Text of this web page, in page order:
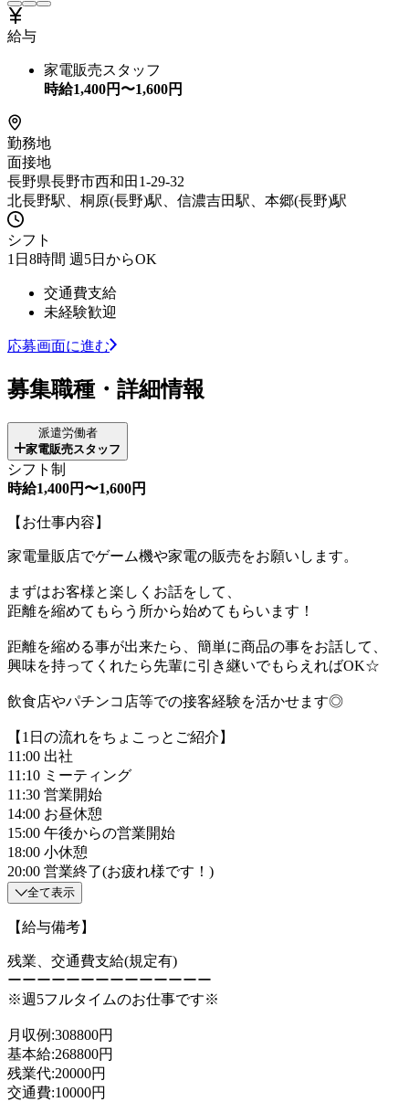
給与
家電販売スタッフ
時給1,400円〜1,600円
勤務地
面接地
長野県長野市西和田1-29-32
北長野駅、桐原(長野)駅、信濃吉田駅、本郷(長野)駅
シフト
1日8時間 週5日からOK
交通費支給
未経験歓迎
応募画面に進む
募集職種・詳細情報
派遣労働者
家電販売スタッフ
シフト制
時給1,400円〜1,600円
【お仕事内容】
家電量販店でゲーム機や家電の販売をお願いします。
まずはお客様と楽しくお話をして、
距離を縮めてもらう所から始めてもらいます！
距離を縮める事が出来たら、簡単に商品の事をお話して、
興味を持ってくれたら先輩に引き継いでもらえればOK☆
飲食店やパチンコ店等での接客経験を活かせます◎
【1日の流れをちょこっとご紹介】
11:00 出社
11:10 ミーティング
11:30 営業開始
14:00 お昼休憩
15:00 午後からの営業開始
18:00 小休憩
20:00 営業終了(お疲れ様です！)
全て表示
【給与備考】
残業、交通費支給(規定有)
ーーーーーーーーーーーーーー
※週5フルタイムのお仕事です※
月収例:308800円
基本給:268800円
残業代:20000円
交通費:10000円